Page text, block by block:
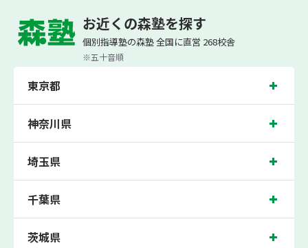
生は3科目（算数・英語・国語）[個別]とDOJO[集団]、中学生は5科目（数学・英
語・国語・理科・社会）、高校生は7科目（数学・英語・国語[古典・現代文]・理
科[物理・化学・生物・地学]・地理歴史・公民・小論文）を提供しています。
また、個別指導塾「森塾」では「成績保証制度」を提供しており、高校生の入塾後
満でご入塾の場合、受講科目が1科目で+20点以上。60点以上でご入塾の場合、そ
上がらなければ、3学期目の対象科目授業料を全額免除し、1学期間無料で指導させ
ていただきます。＊定期テストの一科目あたりの満点数が100点でない地域では、
100点満点に換算した場合の上記 記載点数相当の内容を保証させていただきます。
校、不入斗中学校、坂本中学校の各中学校の生徒さん、横須賀大津高校、追浜高校
横須賀中央近くの塾・個別指導塾。横須賀市の小学生・中学生・高校生の成績アッ
プの塾・個別指導塾なら「森塾 横須賀中央校へ」。
京急本線横須賀中央駅徒歩1分に位置する塾・個別指導塾で、神奈川県横須賀市の
お近くの森塾を探す
個別指導塾の森塾 全国に直営 268校舎
※五十音順
東京都
神奈川県
埼玉県
千葉県
茨城県